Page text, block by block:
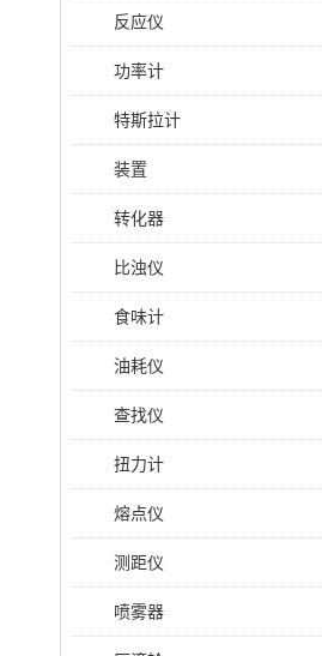
反应仪
功率计
特斯拉计
装置
转化器
比浊仪
食味计
油耗仪
查找仪
扭力计
熔点仪
测距仪
喷雾器